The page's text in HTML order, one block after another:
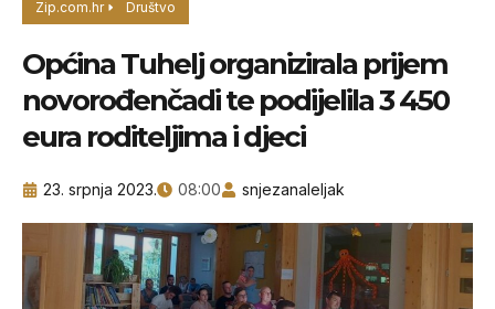
Zip.com.hr Društvo
Općina Tuhelj organizirala prijem
novorođenčadi te podijelila 3 450
eura roditeljima i djeci
23. srpnja 2023. 08:00 snjezanaleljak